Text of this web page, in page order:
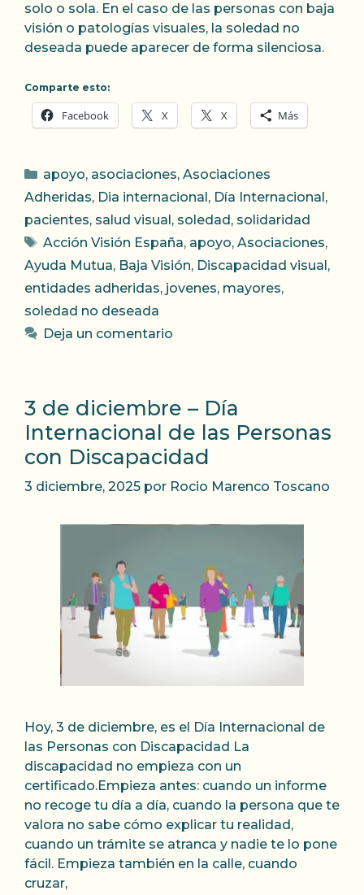
solo o sola. En el caso de las personas con baja
visión o patologías visuales, la soledad no
deseada puede aparecer de forma silenciosa.
Comparte esto:
Facebook X X Más
Categorías
apoyo, asociaciones, Asociaciones
Adheridas, Dia internacional , Día Internacional ,
pacientes, salud visual , soledad , solidaridad
Etiquetas
Acción Visión España, apoyo, Asociaciones,
Ayuda Mutua, Baja Visión, Discapacidad visual ,
entidades adheridas, jovenes, mayores,
soledad no deseada
Deja un comentario
3 de diciembre – Día
Internacional de las Personas
con Discapacidad
3 diciembre, 2025 por Rocio Marenco Toscano
Hoy, 3 de diciembre, es el Día Internacional de
las Personas con Discapacidad La
discapacidad no empieza con un
certificado.Empieza antes: cuando un informe
no recoge tu día a día, cuando la persona que te
valora no sabe cómo explicar tu realidad,
cuando un trámite se atranca y nadie te lo pone
fácil. Empieza también en la calle, cuando
cruzar,